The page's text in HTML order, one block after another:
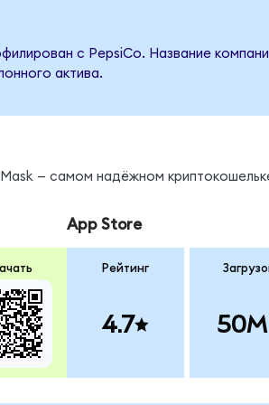
с PepsiCo. Название
актива.
— самом надёжном
App Store
Рейтинг
4.7